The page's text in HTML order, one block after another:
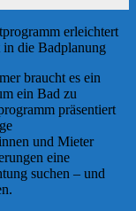
erleichtert
in die Badplanung
braucht es ein
ein Bad zu
präsentiert
und Mieter
eine
suchen – und